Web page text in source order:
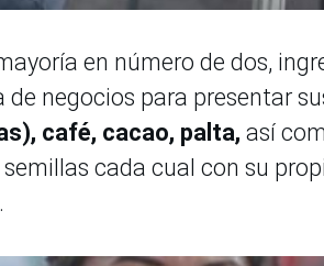
en número de dos,
de negocios para presentar
café, cacao, palta, así
cada cual con su